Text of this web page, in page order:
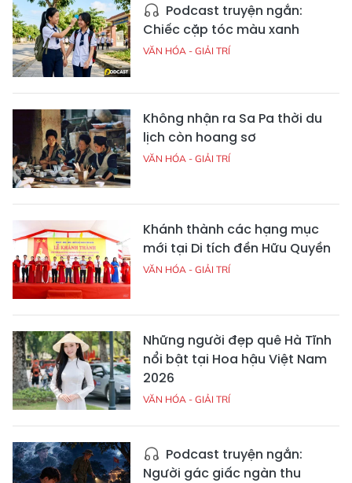
Podcast truyện ngắn:
Chiếc cặp tóc màu xanh
VĂN HÓA - GIẢI TRÍ
Không nhận ra Sa Pa thời du
lịch còn hoang sơ
VĂN HÓA - GIẢI TRÍ
Khánh thành các hạng mục
mới tại Di tích đền Hữu Quyền
VĂN HÓA - GIẢI TRÍ
Những người đẹp quê Hà Tĩnh
nổi bật tại Hoa hậu Việt Nam
2026
VĂN HÓA - GIẢI TRÍ
Podcast truyện ngắn:
Người gác giấc ngàn thu